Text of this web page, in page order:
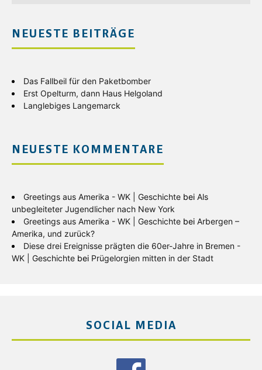
NEUESTE BEITRÄGE
Das Fallbeil für den Paketbomber
Erst Opelturm, dann Haus Helgoland
Langlebiges Langemarck
NEUESTE KOMMENTARE
Greetings aus Amerika - WK | Geschichte bei Als
unbegleiteter Jugendlicher nach New York
Greetings aus Amerika - WK | Geschichte bei Arbergen –
Amerika, und zurück?
Diese drei Ereignisse prägten die 60er-Jahre in Bremen -
WK | Geschichte bei Prügelorgien mitten in der Stadt
SOCIAL MEDIA